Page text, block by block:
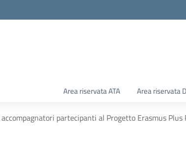
Area riservata ATA Area riservata
partecipanti al Progetto Erasmus Plus